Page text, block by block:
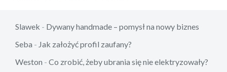
Slawek - Dywany handmade – pomysł na nowy biznes
Seba - Jak założyć profil zaufany?
Weston - Co zrobić, żeby ubrania się nie elektryzowały?